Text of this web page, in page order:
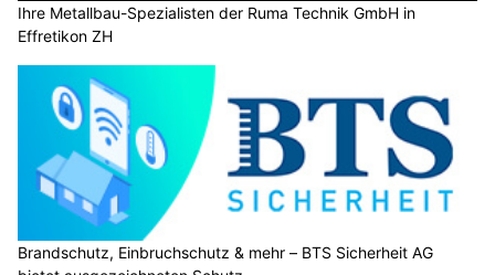
Ihre Metallbau-Spezialisten der Ruma Technik GmbH in
Effretikon ZH
Brandschutz, Einbruchschutz & mehr – BTS Sicherheit AG